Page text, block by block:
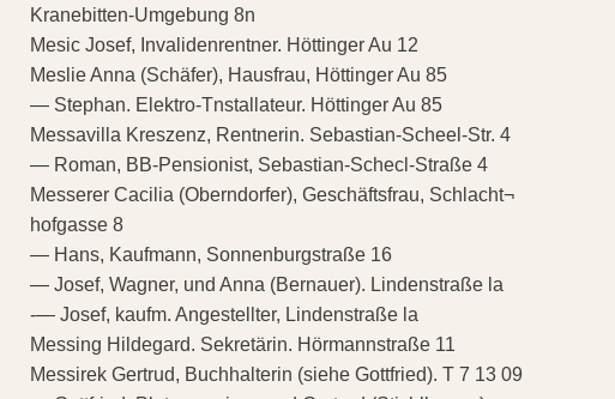
Kranebitten-Umgebung 8n
Mesic Josef, Invalidenrentner. Höttinger Au 12
Meslie Anna (Schäfer), Hausfrau, Höttinger Au 85
— Stephan. Elektro-Tnstallateur. Höttinger Au 85
Messavilla Kreszenz, Rentnerin. Sebastian-Scheel-Str. 4
— Roman, BB-Pensionist, Sebastian-Schecl-Straße 4
Messerer Cacilia (Oberndorfer), Geschäftsfrau, Schlacht¬
hofgasse 8
— Hans, Kaufmann, Sonnenburgstraße 16
— Josef, Wagner, und Anna (Bernauer). Lindenstraße la
-— Josef, kaufm. Angestellter, Lindenstraße la
Messing Hildegard. Sekretärin. Hörmannstraße 11
Messirek Gertrud, Buchhalterin (siehe Gottfried). T 7 13 09